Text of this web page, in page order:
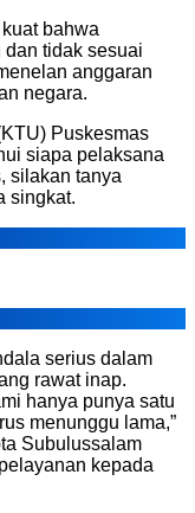
bahwa
tidak sesuai
anggaran
negara.
Puskesmas
siapa pelaksana
silakan tanya
singkat.
serius dalam
rawat inap.
hanya punya satu
menunggu lama,”
Subulussalam
kepada